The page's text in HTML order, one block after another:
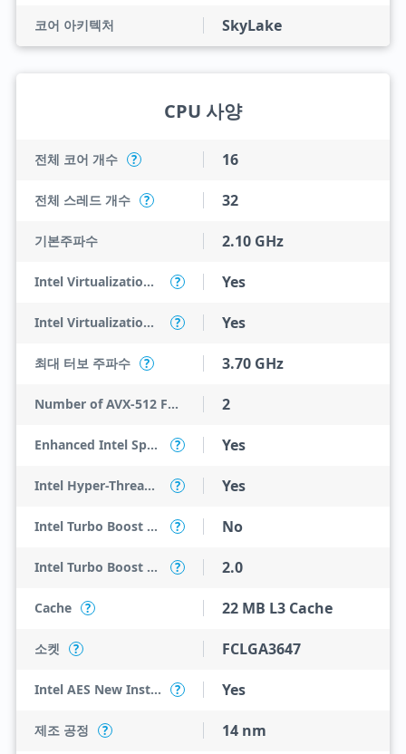
코어 아키텍처 SkyLake
CPU 사양
전체 코어 개수 ? 16
전체 스레드 개수 ? 32
기본주파수 2.10 GHz
Intel Virtualization Technology (VT-x) ? Yes
Intel Virtualization Technology for Directed I/O (VT-d) ? Yes
최대 터보 주파수 ? 3.70 GHz
Number of AVX-512 FMA Units 2
Enhanced Intel SpeedStep Technology ? Yes
Intel Hyper-Threading Technology ? Yes
Intel Turbo Boost Max Technology 3.0 ? No
Intel Turbo Boost Technology ? 2.0
Cache ? 22 MB L3 Cache
소켓 ? FCLGA3647
Intel AES New Instructions ? Yes
제조 공정 ? 14 nm